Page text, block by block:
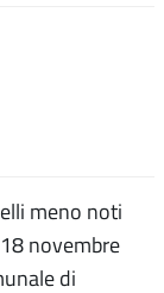
meno noti
novembre
di